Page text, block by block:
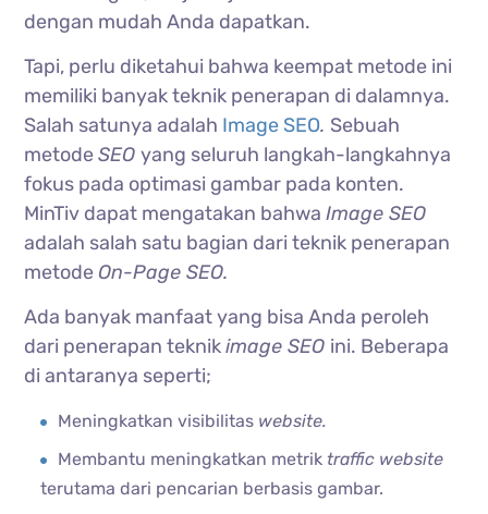
dengan mudah Anda dapatkan.
Tapi, perlu diketahui bahwa keempat metode ini
memiliki banyak teknik penerapan di dalamnya.
Salah satunya adalah Image SEO. Sebuah
metodeSEOyang seluruh langkah-langkahnya
fokus pada optimasi gambar pada konten.
MinTiv dapat mengatakan bahwaImage SEO
adalah salah satu bagian dari teknik penerapan
metode On-Page SEO.
Ada banyak manfaat yang bisa Anda peroleh
dari penerapan teknikimage SEO ini. Beberapa
di antaranya seperti;
Meningkatkan visibilitas website.
Membantu meningkatkan metrik traffic website
terutama dari pencarian berbasis gambar.